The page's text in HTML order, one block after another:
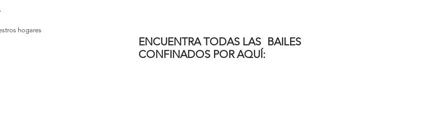
hogares
ENCUENTRA TODAS LAS BAILES
CONFINADOS POR AQUÍ: